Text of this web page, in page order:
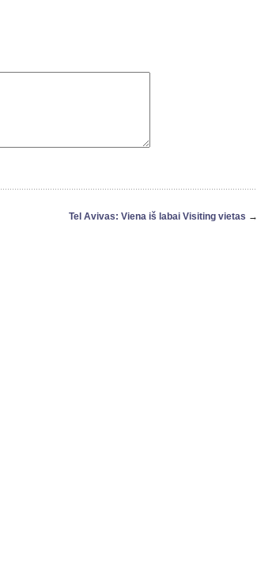
Tel Avivas: Viena iš labai Visiting vietas →